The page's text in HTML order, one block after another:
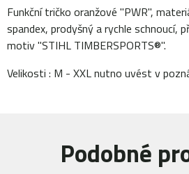
Funkční tričko oranžové "PWR",
spandex, prodyšný a rychle schnoucí,
motiv "STIHL TIMBERSPORTS®".
Velikosti : M - XXL nutno uvést v
Podobné